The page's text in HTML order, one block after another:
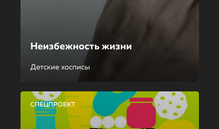
Неизбежность жизни
Детские хосписы
СПЕЦПРОЕКТ